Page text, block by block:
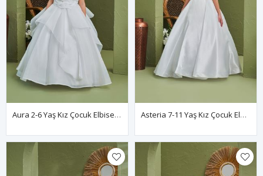
Aura 2-6 Yaş Kız Çocuk Elbise 20165 Kırık Beyaz Asteria 7-11 Yaş Kız Çocuk Elbise 30164 Kırık Beyaz